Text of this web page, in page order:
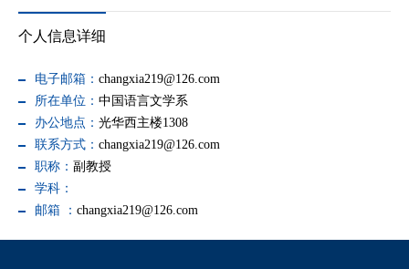
个人信息详细
电子邮箱： changxia219@126.com
所在单位： 中国语言文学系
办公地点： 光华西主楼1308
联系方式： changxia219@126.com
职称： 副教授
学科：
邮箱 ： changxia219@126.com